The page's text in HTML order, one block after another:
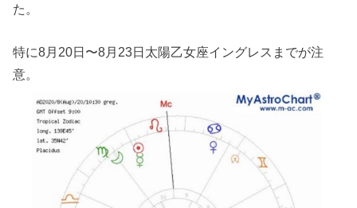
た。
特に8月20日〜8月23日太陽乙女座イングレスまでが注
意。